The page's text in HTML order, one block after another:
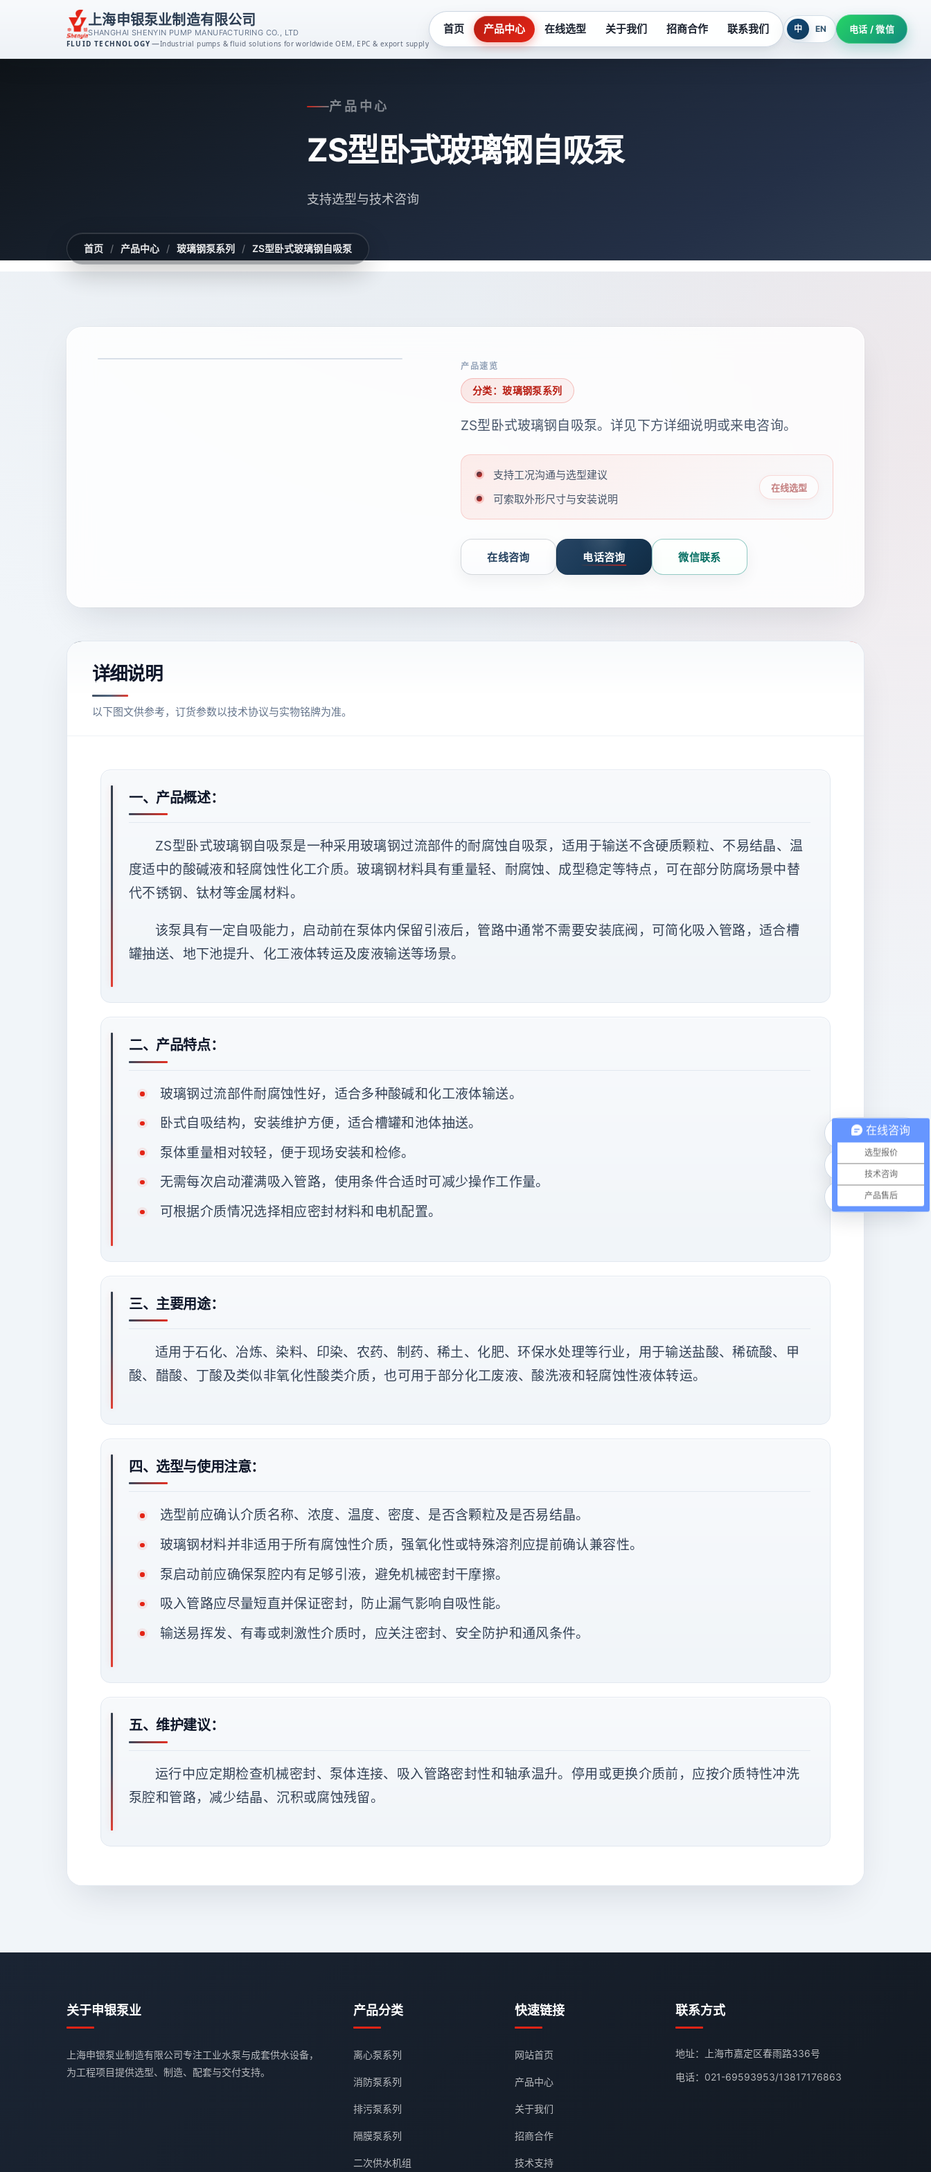
上海申银泵业制造有限公司
SHANGHAI SHENYIN PUMP MANUFACTURING CO., LTD
FLUID TECHNOLOGY —Industrial pumps & fluid solutions for worldwide OEM, EPC & export supply
首页 产品中心
不锈钢泵系列
多级泵系列
隔膜泵系列
卫生泵系列
在线选型 关于我们 招商合作 联系我们 中 EN 电话 / 微信
产品中心
ZS型卧式玻璃钢自吸泵
支持选型与技术咨询
首页 / 产品中心 / 玻璃钢泵系列 / ZS型卧式玻璃钢自吸泵
产品速览
分类：玻璃钢泵系列
ZS型卧式玻璃钢自吸泵。详见下方详细说明或来电咨询。
支持工况沟通与选型建议
可索取外形尺寸与安装说明
在线选型
在线咨询 电话咨询 微信联系
详细说明
以下图文供参考，订货参数以技术协议与实物铭牌为准。
一、产品概述：
ZS型卧式玻璃钢自吸泵是一种采用玻璃钢过流部件的耐腐蚀自吸泵，适用于输送不含硬质颗粒、不易结晶、温
度适中的酸碱液和轻腐蚀性化工介质。玻璃钢材料具有重量轻、耐腐蚀、成型稳定等特点，可在部分防腐场景中替
代不锈钢、钛材等金属材料。
该泵具有一定自吸能力，启动前在泵体内保留引液后，管路中通常不需要安装底阀，可简化吸入管路，适合槽
罐抽送、地下池提升、化工液体转运及废液输送等场景。
二、产品特点：
玻璃钢过流部件耐腐蚀性好，适合多种酸碱和化工液体输送。
卧式自吸结构，安装维护方便，适合槽罐和池体抽送。
泵体重量相对较轻，便于现场安装和检修。
无需每次启动灌满吸入管路，使用条件合适时可减少操作工作量。
可根据介质情况选择相应密封材料和电机配置。
三、主要用途：
适用于石化、冶炼、染料、印染、农药、制药、稀土、化肥、环保水处理等行业，用于输送盐酸、稀硫酸、甲
酸、醋酸、丁酸及类似非氧化性酸类介质，也可用于部分化工废液、酸洗液和轻腐蚀性液体转运。
四、选型与使用注意：
选型前应确认介质名称、浓度、温度、密度、是否含颗粒及是否易结晶。
玻璃钢材料并非适用于所有腐蚀性介质，强氧化性或特殊溶剂应提前确认兼容性。
泵启动前应确保泵腔内有足够引液，避免机械密封干摩擦。
吸入管路应尽量短直并保证密封，防止漏气影响自吸性能。
输送易挥发、有毒或刺激性介质时，应关注密封、安全防护和通风条件。
五、维护建议：
运行中应定期检查机械密封、泵体连接、吸入管路密封性和轴承温升。停用或更换介质前，应按介质特性冲洗
泵腔和管路，减少结晶、沉积或腐蚀残留。
关于申银泵业
上海申银泵业制造有限公司专注工业水泵与成套供水设备，
为工程项目提供选型、制造、配套与交付支持。
产品分类
离心泵系列
消防泵系列
排污泵系列
隔膜泵系列
二次供水机组
快速链接
网站首页
产品中心
关于我们
招商合作
技术支持
联系方式
地址：上海市嘉定区春雨路336号
电话： 021-69593953/13817176863
电话咨询
微信联系
在线咨询
在线咨询
选型报价
技术咨询
产品售后